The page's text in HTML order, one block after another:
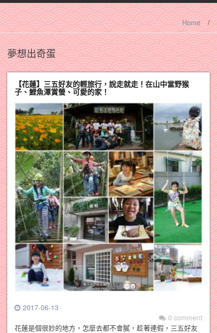
Home /
夢想出奇蛋
【花蓮】三五好友的輕旅行，說走就走！在山中當野猴
子、鯉魚潭賞螢、可愛的家！
2017-06-13
0 comment
花蓮是個很妙的地方，怎麼去都不會膩，趁著連假，三五好友